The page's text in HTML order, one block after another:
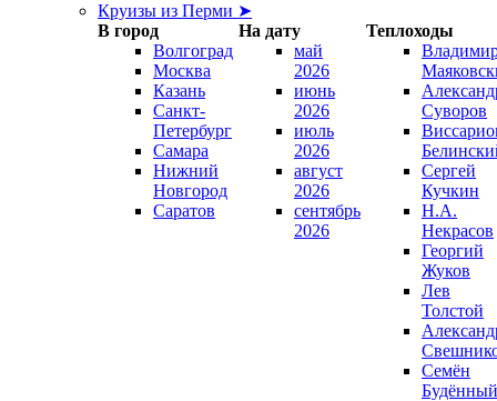
Круизы из Перми ➤
В город
На дату
Теплоходы
Волгоград
Москва
Казань
Санкт-
Петербург
Самара
Нижний
Новгород
Саратов
май
2026
июнь
2026
июль
2026
август
2026
сентябрь
2026
Суворов
Сергей
Кучкин
Н.А.
Некрасов
Георгий
Жуков
Лев
Толстой
Семён
Будённый